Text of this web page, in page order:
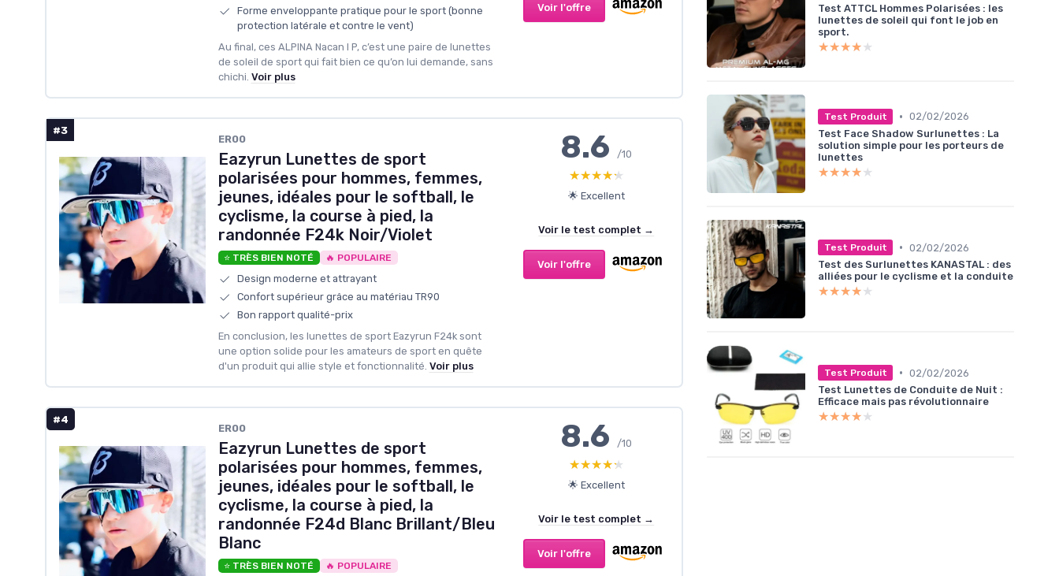
Forme enveloppante pratique pour le sport (bonne
protection latérale et contre le vent)
Au final, ces ALPINA Nacan I P, c’est une paire de lunettes
de soleil de sport qui fait bien ce qu’on lui demande, sans
chichi. Voir plus
Voir l'offre
#3
‎ER00
Eazyrun Lunettes de sport
polarisées pour hommes, femmes,
jeunes, idéales pour le softball, le
cyclisme, la course à pied, la
randonnée F24k Noir/Violet
⭐ TRÈS BIEN NOTÉ 🔥 POPULAIRE
Design moderne et attrayant
Confort supérieur grâce au matériau TR90
Bon rapport qualité-prix
En conclusion, les lunettes de sport Eazyrun F24k sont
une option solide pour les amateurs de sport en quête
d'un produit qui allie style et fonctionnalité. Voir plus
8.6/10
★★★★★
★★★★★
🌟 Excellent
Voir le test complet →
Voir l'offre
#4
‎ER00
Eazyrun Lunettes de sport
polarisées pour hommes, femmes,
jeunes, idéales pour le softball, le
cyclisme, la course à pied, la
randonnée F24d Blanc Brillant/Bleu
Blanc
⭐ TRÈS BIEN NOTÉ 🔥 POPULAIRE
8.6/10
★★★★★
★★★★★
🌟 Excellent
Voir le test complet →
Voir l'offre
Test ATTCL Hommes Polarisées : les
lunettes de soleil qui font le job en
sport.
★★★★★
★★★★★
Test Produit • 02/02/2026
Test Face Shadow Surlunettes : La
solution simple pour les porteurs de
lunettes
★★★★★
★★★★★
Test Produit • 02/02/2026
Test des Surlunettes KANASTAL : des
alliées pour le cyclisme et la conduite
★★★★★
★★★★★
Test Produit • 02/02/2026
Test Lunettes de Conduite de Nuit :
Efficace mais pas révolutionnaire
★★★★★
★★★★★